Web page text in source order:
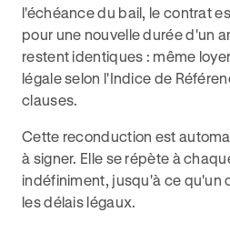
l'échéance du bail, le contrat
pour une nouvelle durée d'un
restent identiques : même
légale selon l'Indice de
clauses.
Cette reconduction est
à signer. Elle se répète à
indéfiniment, jusqu'à ce qu'un
les délais légaux.